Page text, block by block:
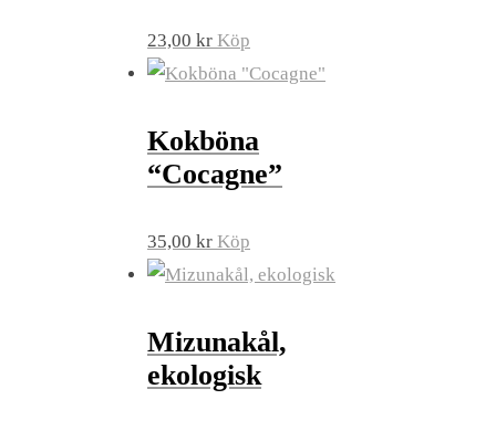
23,00 kr Köp
Kokböna
“Cocagne”
35,00 kr Köp
Mizunakål,
ekologisk